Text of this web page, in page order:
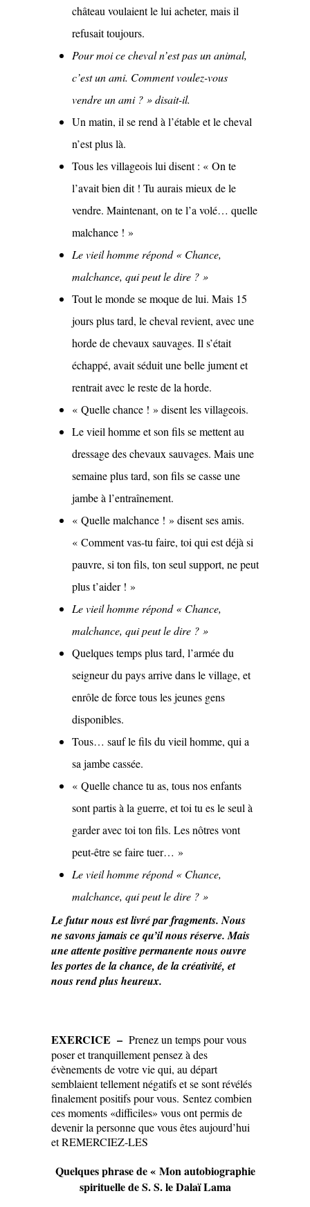
château voulaient le lui acheter, mais il
refusait toujours.
Pour moi ce cheval n’est pas un animal,
c’est un ami. Comment voulez-vous
vendre un ami ? » disait-il.
Un matin, il se rend à l’étable et le cheval
n’est plus là.
Tous les villageois lui disent : « On te
l’avait bien dit ! Tu aurais mieux de le
vendre. Maintenant, on te l’a volé… quelle
malchance ! »
Le vieil homme répond « Chance,
malchance, qui peut le dire ? »
Tout le monde se moque de lui. Mais 15
jours plus tard, le cheval revient, avec une
horde de chevaux sauvages. Il s’était
échappé, avait séduit une belle jument et
rentrait avec le reste de la horde.
« Quelle chance ! » disent les villageois.
Le vieil homme et son fils se mettent au
dressage des chevaux sauvages. Mais une
semaine plus tard, son fils se casse une
jambe à l’entraînement.
« Quelle malchance ! » disent ses amis.
« Comment vas-tu faire, toi qui est déjà si
pauvre, si ton fils, ton seul support, ne peut
plus t’aider ! »
Le vieil homme répond « Chance,
malchance, qui peut le dire ? »
Quelques temps plus tard, l’armée du
seigneur du pays arrive dans le village, et
enrôle de force tous les jeunes gens
disponibles.
Tous… sauf le fils du vieil homme, qui a
sa jambe cassée.
« Quelle chance tu as, tous nos enfants
sont partis à la guerre, et toi tu es le seul à
garder avec toi ton fils. Les nôtres vont
peut-être se faire tuer… »
Le vieil homme répond « Chance,
malchance, qui peut le dire ? »
Le futur nous est livré par fragments. Nous
ne savons jamais ce qu’il nous réserve. Mais
une attente positive permanente nous ouvre
les portes de la chance, de la créativité, et
nous rend plus heureux.
EXERCICE – Prenez un temps pour vous
poser et tranquillement pensez à des
évènements de votre vie qui, au départ
semblaient tellement négatifs et se sont révélés
finalement positifs pour vous. Sentez combien
ces moments «difficiles» vous ont permis de
devenir la personne que vous êtes aujourd’hui
et REMERCIEZ-LES
Quelques phrase de « Mon autobiographie
spirituelle de S. S. le Dalaï Lama